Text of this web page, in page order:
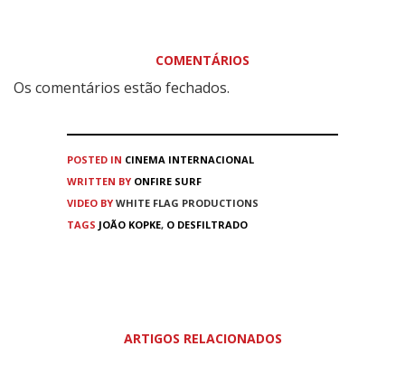
COMENTÁRIOS
Os comentários estão fechados.
POSTED IN CINEMA INTERNACIONAL
WRITTEN BY ONFIRE SURF
VIDEO BY WHITE FLAG PRODUCTIONS
TAGS JOÃO KOPKE, O DESFILTRADO
ARTIGOS RELACIONADOS